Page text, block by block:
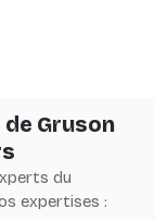
Gruson
du
expertises :